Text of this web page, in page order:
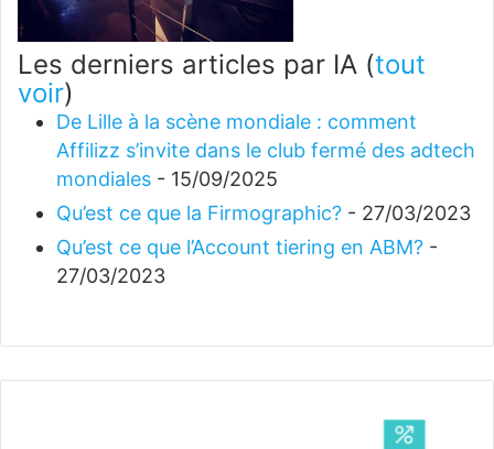
Les derniers articles par IA (tout
voir)
De Lille à la scène mondiale : comment
Affilizz s’invite dans le club fermé des adtech
mondiales - 15/09/2025
Qu’est ce que la Firmographic? - 27/03/2023
Qu’est ce que l’Account tiering en ABM? -
27/03/2023